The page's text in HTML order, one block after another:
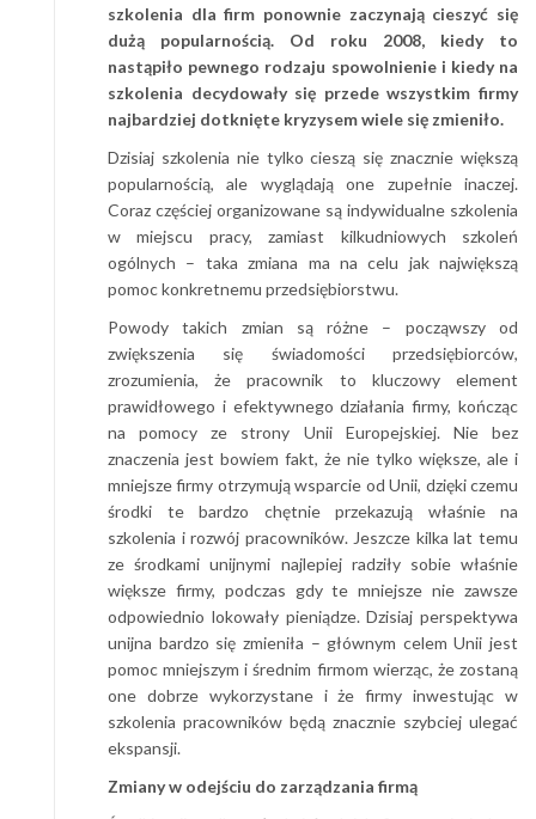
szkolenia dla firm ponownie zaczynają cieszyć się
dużą popularnością. Od roku 2008, kiedy to
nastąpiło pewnego rodzaju spowolnienie i kiedy na
szkolenia decydowały się przede wszystkim firmy
najbardziej dotknięte kryzysem wiele się zmieniło.
Dzisiaj szkolenia nie tylko cieszą się znacznie większą
popularnością, ale wyglądają one zupełnie inaczej.
Coraz częściej organizowane są indywidualne szkolenia
w miejscu pracy, zamiast kilkudniowych szkoleń
ogólnych – taka zmiana ma na celu jak największą
pomoc konkretnemu przedsiębiorstwu.
Powody takich zmian są różne – począwszy od
zwiększenia się świadomości przedsiębiorców,
zrozumienia, że pracownik to kluczowy element
prawidłowego i efektywnego działania firmy, kończąc
na pomocy ze strony Unii Europejskiej. Nie bez
znaczenia jest bowiem fakt, że nie tylko większe, ale i
mniejsze firmy otrzymują wsparcie od Unii, dzięki czemu
środki te bardzo chętnie przekazują właśnie na
szkolenia i rozwój pracowników. Jeszcze kilka lat temu
ze środkami unijnymi najlepiej radziły sobie właśnie
większe firmy, podczas gdy te mniejsze nie zawsze
odpowiednio lokowały pieniądze. Dzisiaj perspektywa
unijna bardzo się zmieniła – głównym celem Unii jest
pomoc mniejszym i średnim firmom wierząc, że zostaną
one dobrze wykorzystane i że firmy inwestując w
szkolenia pracowników będą znacznie szybciej ulegać
ekspansji.
Zmiany w odejściu do zarządzania firmą